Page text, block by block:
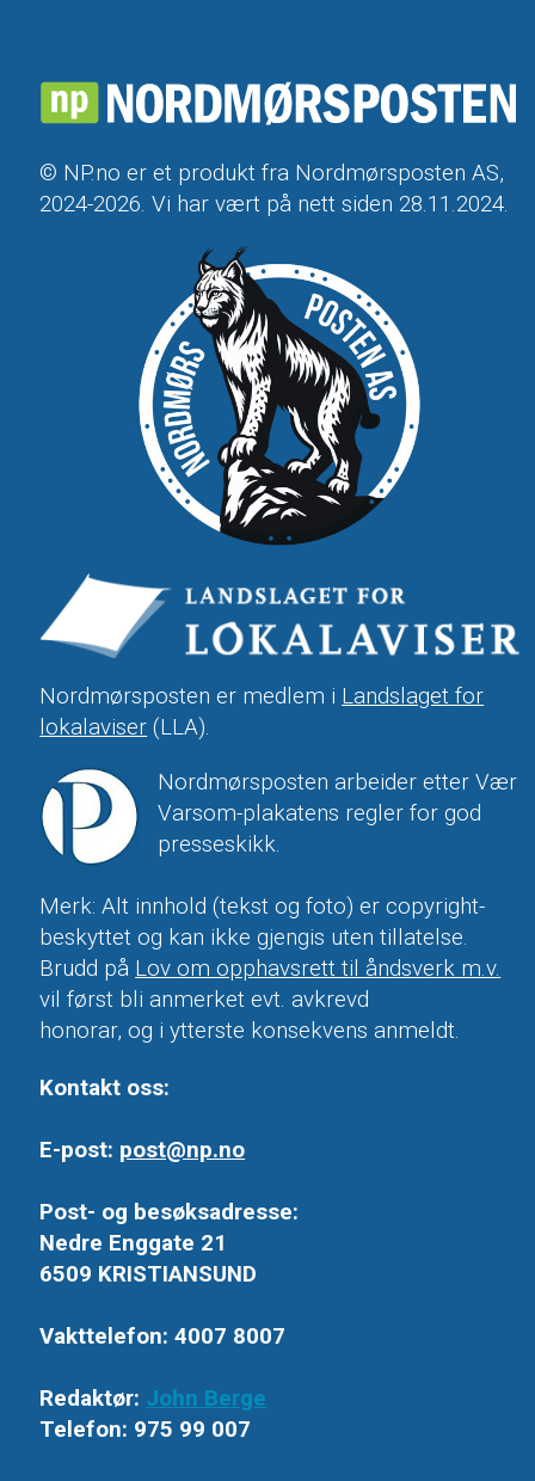
© NP.no er et produkt fra Nordmørsposten AS,
2024-2026. Vi har vært på nett siden 28.11.2024.
Nordmørsposten er medlem i Landslaget for
lokalaviser (LLA).
Nordmørsposten arbeider etter Vær
Varsom-plakatens regler for god
presseskikk.
Merk: Alt innhold (tekst og foto) er copyright-
beskyttet og kan ikke gjengis uten tillatelse.
Brudd på Lov om opphavsrett til åndsverk m.v.
vil først bli anmerket evt. avkrevd
honorar, og i ytterste konsekvens anmeldt.
Kontakt oss:
E-post: post@np.no
Post- og besøksadresse:
Nedre Enggate 21
6509 KRISTIANSUND
Vakttelefon: 4007 8007
Redaktør: John Berge
Telefon: 975 99 007